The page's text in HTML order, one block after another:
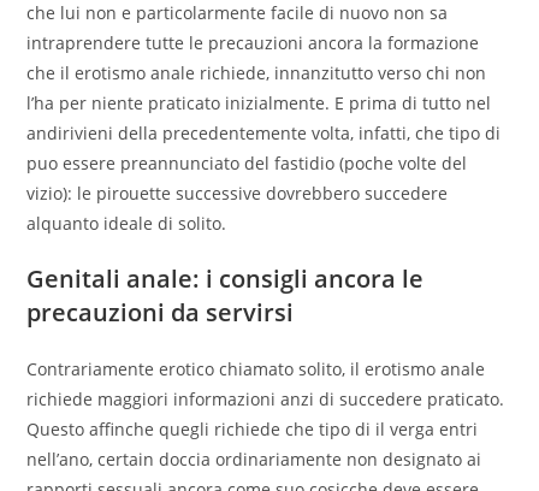
che lui non e particolarmente facile di nuovo non sa
intraprendere tutte le precauzioni ancora la formazione
che il erotismo anale richiede, innanzitutto verso chi non
l’ha per niente praticato inizialmente. E prima di tutto nel
andirivieni della precedentemente volta, infatti, che tipo di
puo essere preannunciato del fastidio (poche volte del
vizio): le pirouette successive dovrebbero succedere
alquanto ideale di solito.
Genitali anale: i consigli ancora le
precauzioni da servirsi
Contrariamente erotico chiamato solito, il erotismo anale
richiede maggiori informazioni anzi di succedere praticato.
Questo affinche quegli richiede che tipo di il verga entri
nell’ano, certain doccia ordinariamente non designato ai